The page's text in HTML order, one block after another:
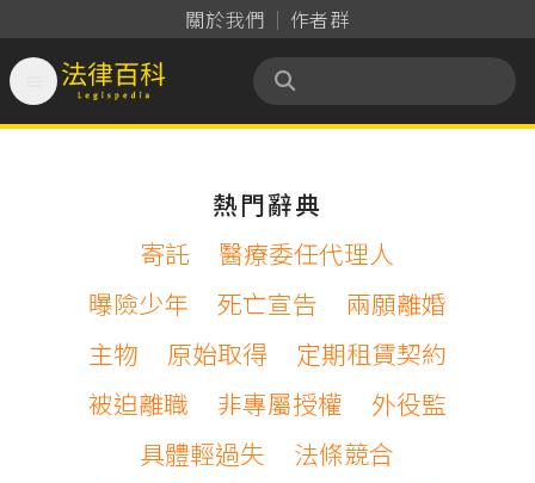
關於我們 作者群
法律百科 Legispedia
熱門辭典
寄託
醫療委任代理人
曝險少年
死亡宣告
兩願離婚
主物
原始取得
定期租賃契約
被迫離職
非專屬授權
外役監
具體輕過失
法條競合